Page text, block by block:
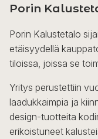
Porin
Porin Kalustetalo
etäisyydellä
tiloissa, joissa se
Yritys perustettiin
laadukkaimpia ja
design-tuotteita
erikoistuneet